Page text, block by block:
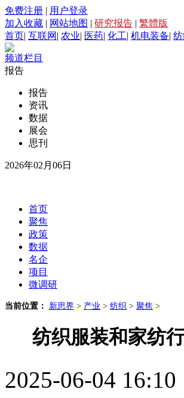
免费注册 | 用户登录
加入收藏 | 网站地图 | 研究报告 | 繁體版
首页| 互联网 | 农业| 医药| 化工| 机电装备|
频道栏目
报告
报告
资讯
数据
展会
思刊
2026年02月06日
首页
聚焦
政策
数据
名企
项目
微调研
当前位置： 新思界 > 产业 > 纺织 > 聚焦 >
纺织服装和家纺
2025-06-04